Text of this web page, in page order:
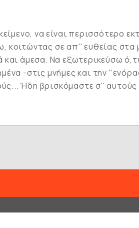
να είναι περισσότερο
κοιτώντας σε απ'' ευθείας στα
άμεσα. Να εξωτερικεύσω
-στις μνήμες και την
Ήδη βρισκόμαστε σ'' αυτούς